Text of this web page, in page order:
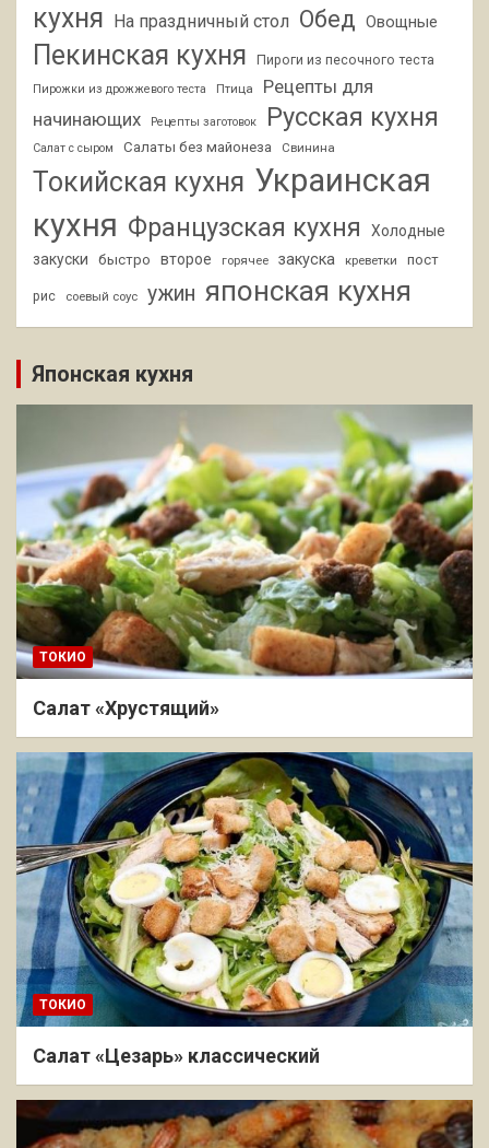
кухня На праздничный стол Обед Овощные
Пекинская кухня Пироги из песочного теста
Пирожки из дрожжевого теста Птица
Рецепты для
начинающих
Рецепты заготовок Русская кухня
Салат с сыром Салаты без майонеза Свинина
Токийская кухня Украинская
кухня Французская кухня
Холодные
закуски
быстро второе горячее закуска креветки пост
рис соевый соус ужин японская кухня
Японская кухня
ТОКИО
Салат «Хрустящий»
ТОКИО
Салат «Цезарь» классический